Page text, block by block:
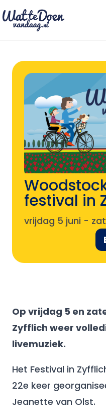
festival in
vrijdag 5 juni -
Op vrijdag 5 en
Zyfflich weer
livemuziek.
Het Festival in
22e keer
Jeanette van Olst.